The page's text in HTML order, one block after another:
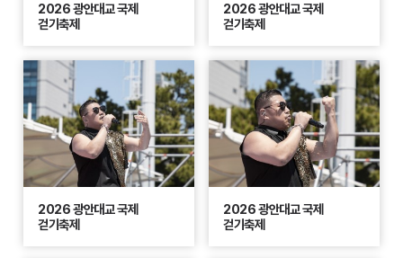
2026 광안대교 국제
걷기축제
2026 광안대교 국제
걷기축제
2026 광안대교 국제
걷기축제
2026 광안대교 국제
걷기축제